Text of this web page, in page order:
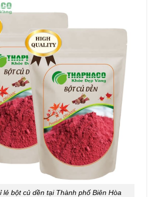
lẻ bột củ dền tại Thành phố Biên Hòa